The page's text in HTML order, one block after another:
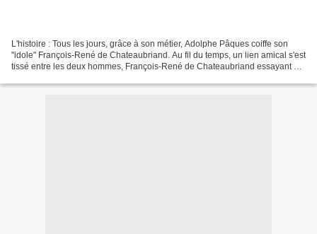
L'histoire : Tous les jours, grâce à son métier, Adolphe Pâques coiffe son
"idole" François-René de Chateaubriand. Au fil du temps, un lien amical s'est
tissé entre les deux hommes, François-René de Chateaubriand essayant sa